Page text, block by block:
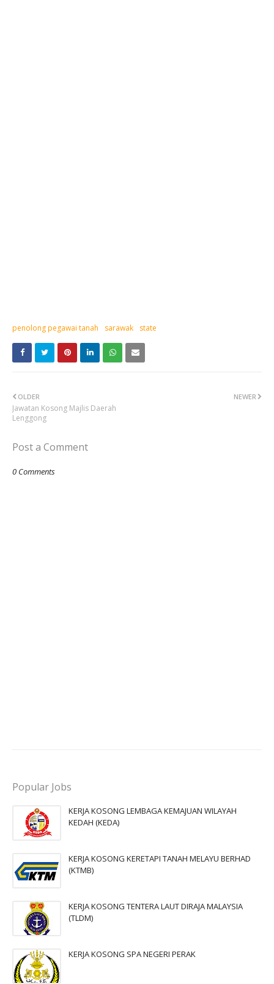
penolong pegawai tanah sarawak state
NEWER
OLDER
Jawatan Kosong Majlis Daerah
Lenggong
Post a Comment
0 Comments
Popular Jobs
KERJA KOSONG LEMBAGA KEMAJUAN WILAYAH
KEDAH (KEDA)
KERJA KOSONG KERETAPI TANAH MELAYU BERHAD
(KTMB)
KERJA KOSONG TENTERA LAUT DIRAJA MALAYSIA
(TLDM)
KERJA KOSONG SPA NEGERI PERAK